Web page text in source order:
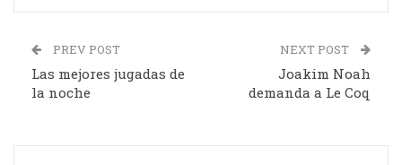
PREV POST
Las mejores jugadas de
la noche
NEXT POST
Joakim Noah
demanda a Le Coq